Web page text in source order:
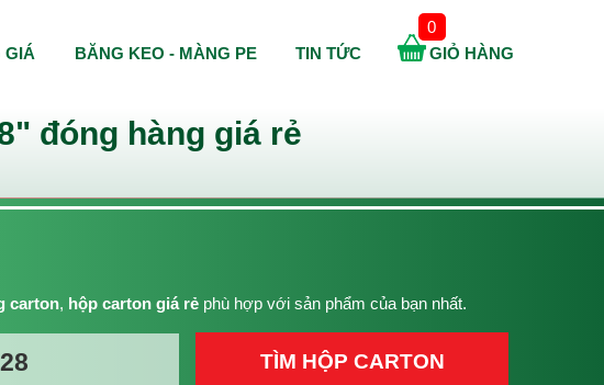
đóng hàng giá rẻ
carton, hộp carton giá rẻ phù hợp với sản phẩm của bạn nhất.
TÌM HỘP CARTON
GIÁ BĂNG KEO - MÀNG PE TIN TỨC GIỎ HÀNG
0